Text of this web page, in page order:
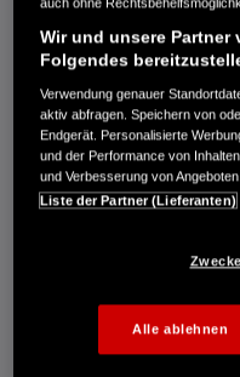
AUTO HARKE GMBH
Randersweide 59-63
21035 Hamburg
+49 40 735 935 0
DETAILS
auch ohne
Wir und unsere Partner
Folgendes
Verwendung genauer
aktiv abfragen. Speichern von
Endgerät. Personalisierte
und der Performance von
und Verbesserung von Angeboten.
Liste der Partner (Lieferanten)
Alle ablehnen